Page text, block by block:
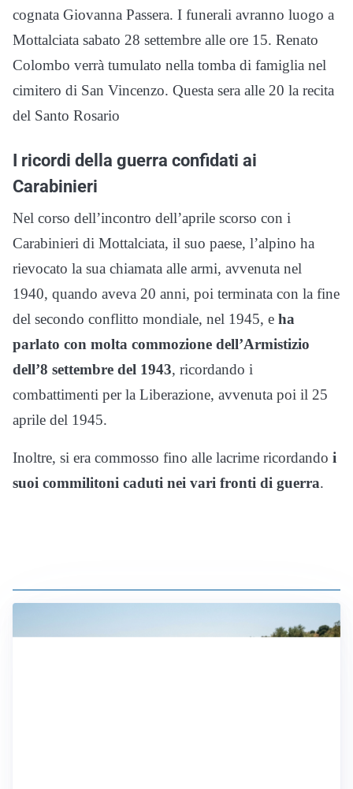
cognata Giovanna Passera. I funerali avranno luogo a
Mottalciata sabato 28 settembre alle ore 15. Renato
Colombo verrà tumulato nella tomba di famiglia nel
cimitero di San Vincenzo. Questa sera alle 20 la recita
del Santo Rosario
I ricordi della guerra confidati ai
Carabinieri
Nel corso dell’incontro dell’aprile scorso con i
Carabinieri di Mottalciata, il suo paese, l’alpino ha
rievocato la sua chiamata alle armi, avvenuta nel
1940, quando aveva 20 anni, poi terminata con la fine
del secondo conflitto mondiale, nel 1945, e ha
parlato con molta commozione dell’Armistizio
dell’8 settembre del 1943, ricordando i
combattimenti per la Liberazione, avvenuta poi il 25
aprile del 1945.
Inoltre, si era commosso fino alle lacrime ricordando i
suoi commilitoni caduti nei vari fronti di guerra.